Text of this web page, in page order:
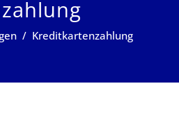
/ Kreditkartenzahlung